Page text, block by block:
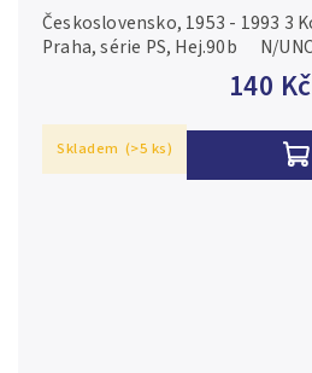
140 Kč
Československo, 1953 - 1993 3
Praha, série PS, Hej.90b N/UNC
Skladem (>5 ks)